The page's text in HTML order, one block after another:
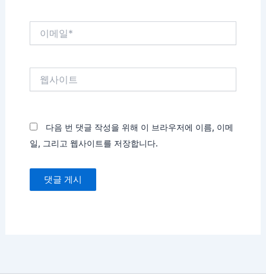
다음 번 댓글 작성을 위해 이 브라우저에 이름, 이메
일, 그리고 웹사이트를 저장합니다.